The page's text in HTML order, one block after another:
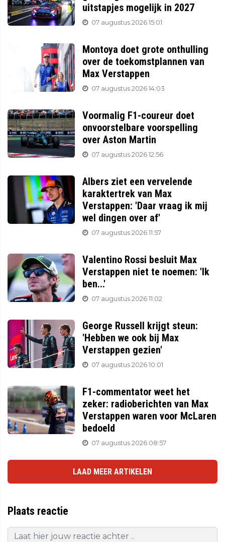
uitstapjes mogelijk in 2027
07 augustus 2026 15:01
Montoya doet grote onthulling
over de toekomstplannen van
Max Verstappen
07 augustus 2026 14:03
Voormalig F1-coureur doet
onvoorstelbare voorspelling
over Aston Martin
07 augustus 2026 12:56
Albers ziet een vervelende
karaktertrek van Max
Verstappen: 'Daar vraag ik mij
wel dingen over af'
07 augustus 2026 11:57
Valentino Rossi besluit Max
Verstappen niet te noemen: 'Ik
ben...'
07 augustus 2026 11:02
George Russell krijgt steun:
'Hebben we ook bij Max
Verstappen gezien'
07 augustus 2026 10:01
F1-commentator weet het
zeker: radioberichten van Max
Verstappen waren voor McLaren
bedoeld
07 augustus 2026 08:57
LAAD MEER ARTIKELEN
Plaats reactie